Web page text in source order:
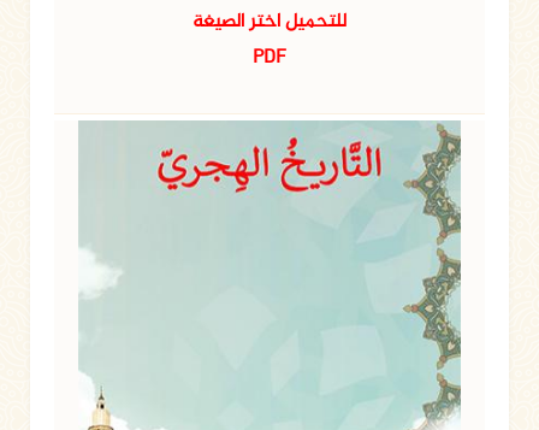
للتحميل اختر الصيغة
PDF